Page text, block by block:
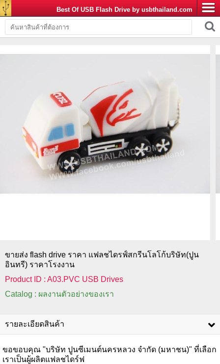
Best Of USB Flash Drive by usbthailand.com
ขายส่ง flash drive ราคา แฟลชไดรฟ์สกรีนโลโก้บริษัท(ปูน
อินทรี) ราคาโรงงาน
Product ID : A03.PVC USB Drives
Catalog : ผลงานตัวอย่างของเรา
รายละเอียดสินค้า
ขอขอบคุณ "บริษัท ปูนซีเมนต์นครหลวง จำกัด (มหาชน)" ที่เลือก
เราเป็นผู้ผลิตแฟลชไดร์ฟ